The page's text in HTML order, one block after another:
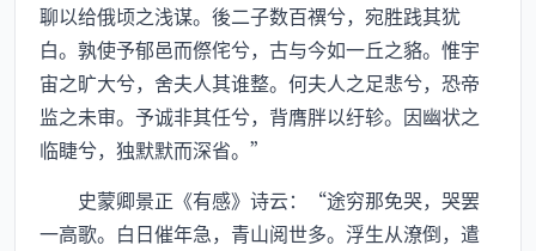
聊以给俄顷之浅谋。後二子数百禩兮，宛胜践其犹
白。孰使予郁邑而傺侘兮，古与今如一丘之貉。惟宇
宙之旷大兮，舍夫人其谁整。何夫人之足悲兮，恐帝
监之未审。予诚非其任兮，背膺胖以纡轸。因幽状之
临睫兮，独默默而深省。”
史蒙卿景正《有感》诗云：“途穷那免哭，哭罢
一高歌。白日催年急，青山阅世多。浮生从潦倒，遣